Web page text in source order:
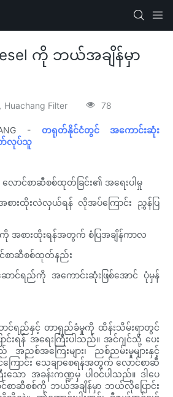
ကို ဘယ်အချိန်မှာ
Huachang Filter 78
- တရုတ်နိုင်ငံတွင် အကောင်းဆုံး
တ်လုပ်သူ
လောင်စာဆီစစ်ထုတ်ခြင်း၏ အရေးပါမှု
စားထိုးလဲလှယ်ရန် လိုအပ်ကြောင်း ညွှန်ပြ
စားထိုးရန်အတွက် စံပြအချိန်ကာလ
စာဆီစစ်ထုတ်နည်း
ောင်ရည်ကို အကောင်းဆုံးဖြစ်အောင် ပုံမှန်
ာင်ရည်နှင့် တာရှည်ခံမှုကို ထိန်းသိမ်းရာတွင်
င်းရန် အရေးကြီးပါသည်။ အင်ဂျင်သို့ ပေး
ညစ်အကြေးများ၊ ညစ်ညမ်းမှုများနှင့်
ကြောင်း သေချာစေရန်အတွက် လောင်စာဆီ
ော အခန်းကဏ္ဍမှ ပါဝင်ပါသည်။ ဒါပေ
စာဆီစစ်ကို ဘယ်အချိန်မှာ ဘယ်လိုပြောင်း